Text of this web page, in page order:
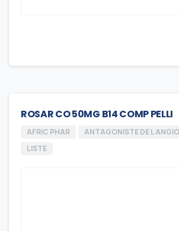
ROSAR CO 50MG B14 COMP PELLI
AFRIC PHAR
ANTAGONISTE DE L
LISTE